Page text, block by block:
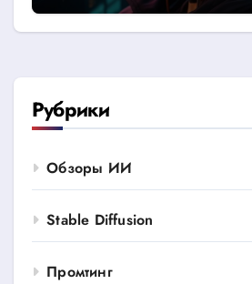
Рубрики
Обзоры ИИ
Stable Diffusion
Промтинг